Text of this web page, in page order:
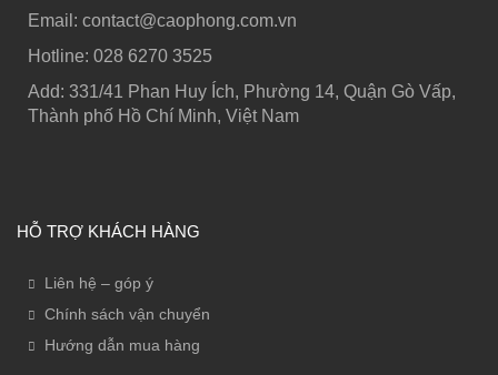
Email: contact@caophong.com.vn
Hotline: ‭028 6270 3525
Add: 331/41 Phan Huy Ích, Phường 14, Quận Gò Vấp,
Thành phố Hồ Chí Minh, Việt Nam
HỖ TRỢ KHÁCH HÀNG
Liên hệ – góp ý
Chính sách vận chuyển
Hướng dẫn mua hàng